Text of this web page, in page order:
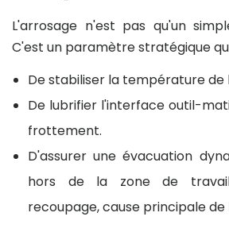
L'arrosage n'est pas qu'un
C'est un paramètre stratégique
De stabiliser la température de
De lubrifier l'interface outil-
frottement.
D'assurer une évacuation
hors de la zone de
recoupage, cause principale de